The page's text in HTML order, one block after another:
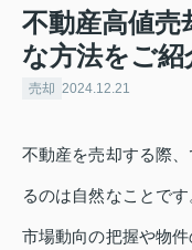
不動産高値売
な方法をご紹
売却 2024.12.21
不動産を売却する際
るのは自然なことで
市場動向の把握や物